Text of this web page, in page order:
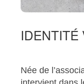
DEUZEFF
BOUGIE !
IDENTITÉ
Née de